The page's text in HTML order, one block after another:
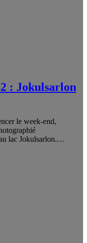
: Jokulsarlon
le week-end,
lac Jokulsarlon.…